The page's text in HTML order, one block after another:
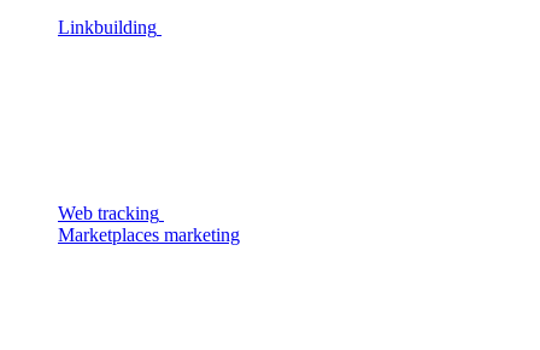
Linkbuilding
Web tracking
Marketplaces marketing